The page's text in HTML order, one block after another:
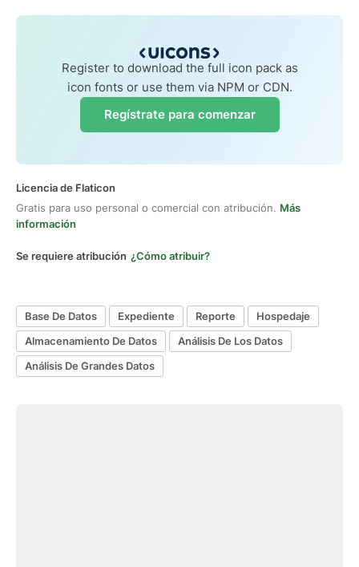
Register to download the full icon pack as
icon fonts or use them via NPM or CDN.
Regístrate para comenzar
Licencia de Flaticon
Gratis para uso personal o comercial con atribución. Más
información
Se requiere atribución ¿Cómo atribuir?
Base De Datos Expediente Reporte
Hospedaje
Almacenamiento De Datos
Análisis De Los Datos
Análisis De Grandes Datos